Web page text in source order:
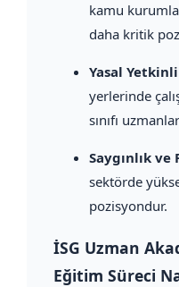
kamu
daha kritik
Yasal
yerlerinde
sınıfı
Saygınlık ve
sektörde
pozisyondur.
İSG Uzman
Eğitim Süreci